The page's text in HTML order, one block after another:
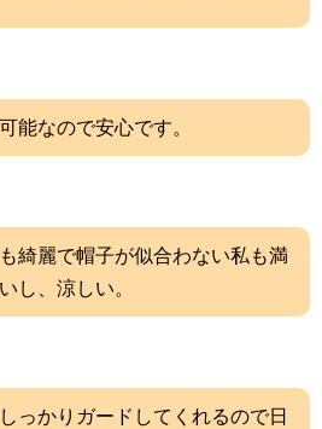
能なので安心です。
綺麗で帽子が似合わない私も満
し、涼しい。
っかりガードしてくれるので日